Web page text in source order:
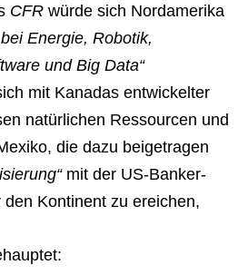
CFR würde sich Nordamerika
Energie, Robotik,
und Big Data“
mit Kanadas entwickelter
natürlichen Ressourcen und
die dazu beigetragen
mit der US-Banker-
Kontinent zu ereichen,